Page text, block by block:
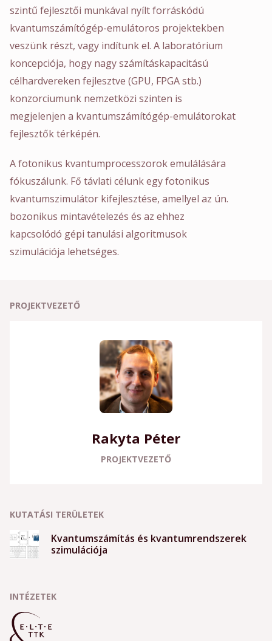
szintű fejlesztői munkával nyílt forráskódú
kvantumszámítógép-emulátoros projektekben
veszünk részt, vagy indítunk el. A laboratórium
koncepciója, hogy nagy számításkapacitású
célhardvereken fejlesztve (GPU, FPGA stb.)
konzorciumunk nemzetközi szinten is
megjelenjen a kvantumszámítógép-emulátorokat
fejlesztők térképén.
A fotonikus kvantumprocesszorok emulálására
fókuszálunk. Fő távlati célunk egy fotonikus
kvantumszimulátor kifejlesztése, amellyel az ún.
bozonikus mintavételezés és az ehhez
kapcsolódó gépi tanulási algoritmusok
szimulációja lehetséges.
PROJEKTVEZETŐ
Rakyta Péter
PROJEKTVEZETŐ
KUTATÁSI TERÜLETEK
Kvantumszámítás és kvantumrendszerek
szimulációja
INTÉZETEK